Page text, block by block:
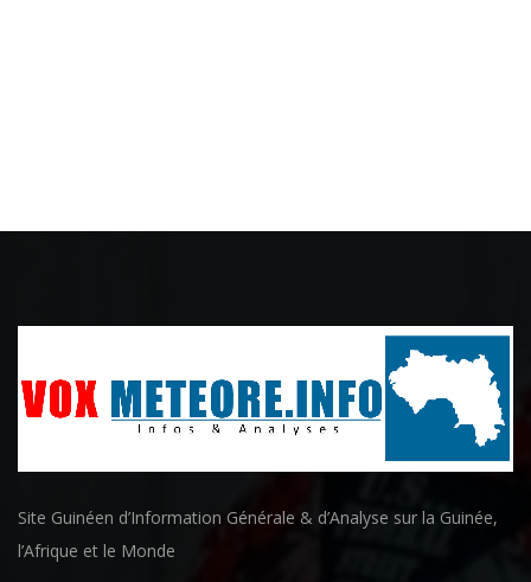
Site Guinéen d’Information Générale & d’Analyse sur la Guinée,
l’Afrique et le Monde